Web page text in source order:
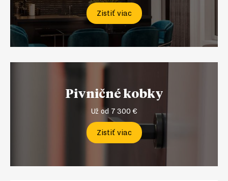
Zistiť viac
Pivničné kobky
Už od 7 300 €
Zistiť viac